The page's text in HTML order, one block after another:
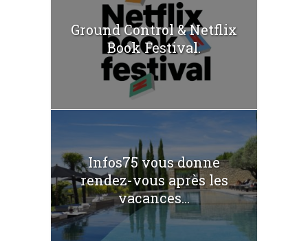
Ground Control & Netflix
Book Festival.
Infos75 vous donne
rendez-vous après les
vacances...